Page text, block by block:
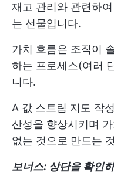
재고 관리와 관련하
는 선물입니다.
가치 흐름은 조직이
하는 프로세스(여러
니다.
A 값 스트림 지도 작
산성을 향상시키며
없는 것으로 만드는
보너스: 상단을 확인